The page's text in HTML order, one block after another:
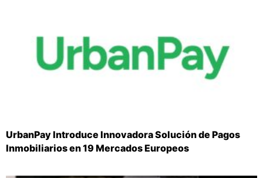
UrbanPay Introduce Innovadora Solución de Pagos
Inmobiliarios en 19 Mercados Europeos